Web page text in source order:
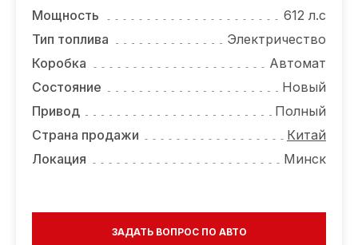
КОНТАКТЫ
Мощность
612 л.с
Тип топлива
Электричество
Коробка
Автомат
Состояние
Новый
Привод
Полный
Страна продажи
Китай
Локация
Минск
ЗАДАТЬ ВОПРОС ПО АВТО